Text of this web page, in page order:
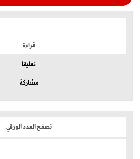
قراءة
تعليقا
مشاركة
تصفح العدد الورقي